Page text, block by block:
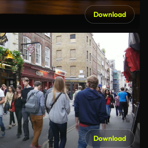
Download
Download